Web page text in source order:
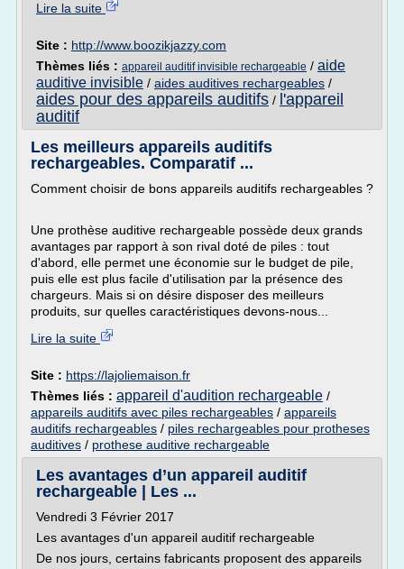
Lire la suite
Site : http://www.boozikjazzy.com
Thèmes liés : appareil auditif invisible rechargeable / aide
auditive invisible / aides auditives rechargeables /
aides pour des appareils auditifs / l'appareil
auditif
Les meilleurs appareils auditifs
rechargeables. Comparatif ...
Comment choisir de bons appareils auditifs rechargeables ?
Une prothèse auditive rechargeable possède deux grands
avantages par rapport à son rival doté de piles : tout
d'abord, elle permet une économie sur le budget de pile,
puis elle est plus facile d'utilisation par la présence des
chargeurs. Mais si on désire disposer des meilleurs
produits, sur quelles caractéristiques devons-nous...
Lire la suite
Site : https://lajoliemaison.fr
Thèmes liés : appareil d'audition rechargeable /
appareils auditifs avec piles rechargeables / appareils
auditifs rechargeables / piles rechargeables pour protheses
auditives / prothese auditive rechargeable
Les avantages d’un appareil auditif
rechargeable | Les ...
Vendredi 3 Février 2017
Les avantages d'un appareil auditif rechargeable
De nos jours, certains fabricants proposent des appareils